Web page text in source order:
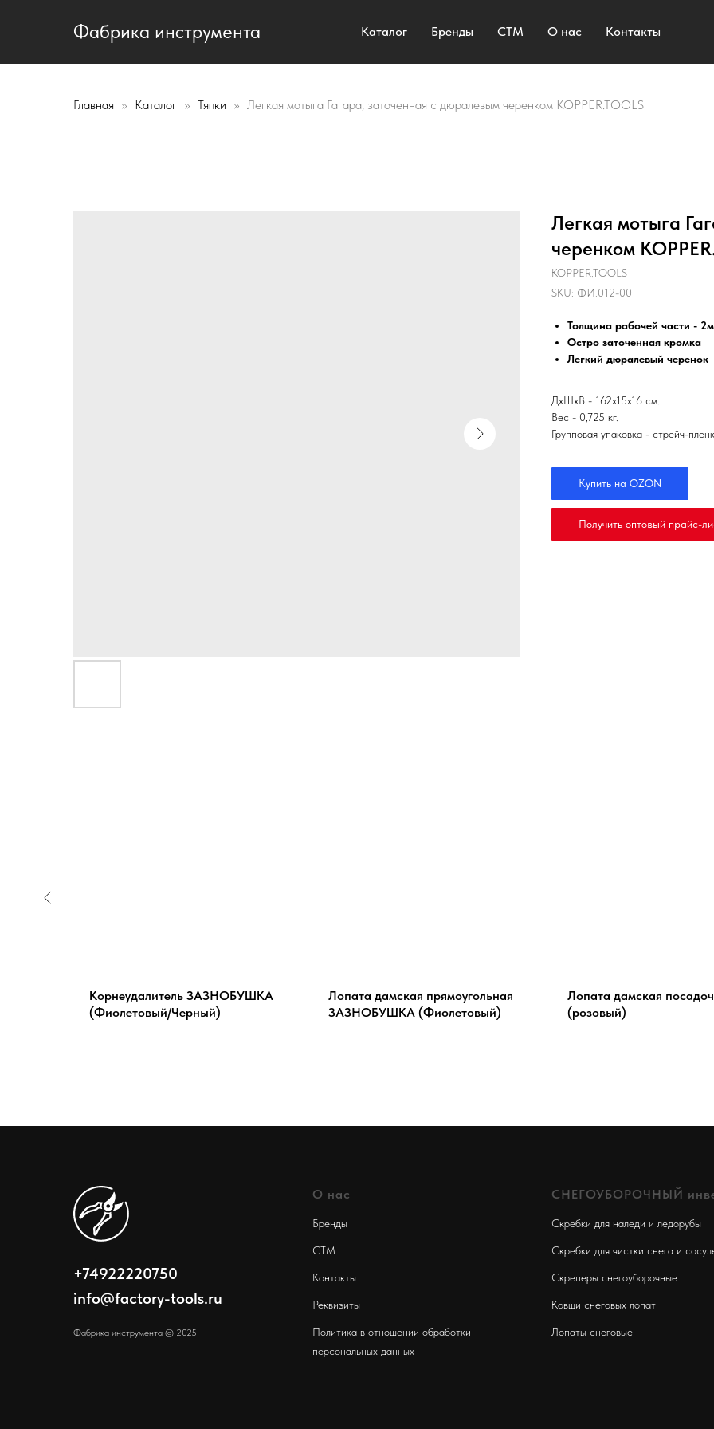
Фабрика инструмента Каталог Бренды СТМ О нас Контакты
Главная Каталог Тяпки Легкая мотыга Гагара, заточенная с дюралевым черенком KOPPER.TOOLS
Легкая мотыга
черенком
KOPPER.TOOLS
SKU: ФИ.012-00
Толщина рабочей части -
Остро заточенная кромка
Легкий дюралевый черенок
ДхШхВ - 162х15х16 см.
Вес - 0,725 кг.
Групповая упаковка - стрейч-
Купить на OZON
Получить оптовый прайс-
Корнеудалитель ЗАЗНОБУШКА
(Фиолетовый/Черный)
Лопата дамская прямоугольная
ЗАЗНОБУШКА (Фиолетовый)
Лопата дамская
(розовый)
+74922220750
info@factory-tools.ru
Фабрика инструмента © 2025
О нас
Бренды
СТМ
Контакты
Реквизиты
Политика в отношении обработки
персональных данных
СНЕГОУБОРОЧНЫЙ
Скребки для наледи и ледорубы
Скребки для чистки снега и
Скреперы снегоуборочные
Ковши снеговых лопат
Лопаты снеговые